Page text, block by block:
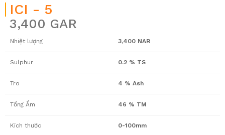
ICI - 5
3,400 GAR
Nhiệt lượng 3,400 NAR
Sulphur 0.2 % TS
Tro 4 % Ash
Tổng Ẩm 46 % TM
Kích thước 0-100mm